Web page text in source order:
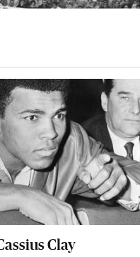
Clay